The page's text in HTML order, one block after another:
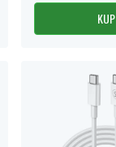
KUP